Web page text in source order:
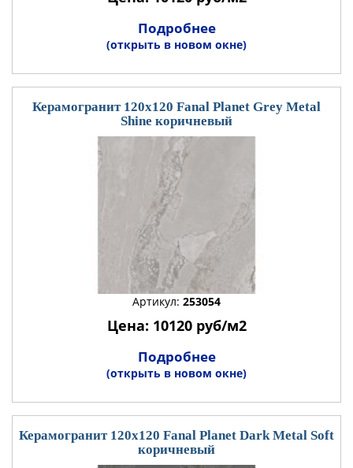
Подробнее
(открыть в новом окне)
Керамогранит 120x120 Fanal Planet Grey Metal
Shine коричневый
Артикул: 253054
Цена: 10120 руб/м2
Подробнее
(открыть в новом окне)
Керамогранит 120x120 Fanal Planet Dark Metal Soft
коричневый